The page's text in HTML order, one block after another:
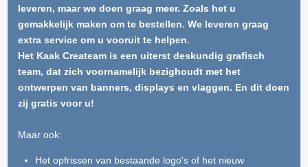
leveren, maar we doen graag meer. Zoals het u
gemakkelijk maken om te bestellen. We leveren graag
extra service om u vooruit te helpen.
Het Kaak Createam is een uiterst deskundig grafisch
team, dat zich voornamelijk bezighoudt met het
ontwerpen van banners, displays en vlaggen. En dit doen
zij gratis voor u!
Maar ook:
Het opfrissen van bestaande logo's of het nieuw